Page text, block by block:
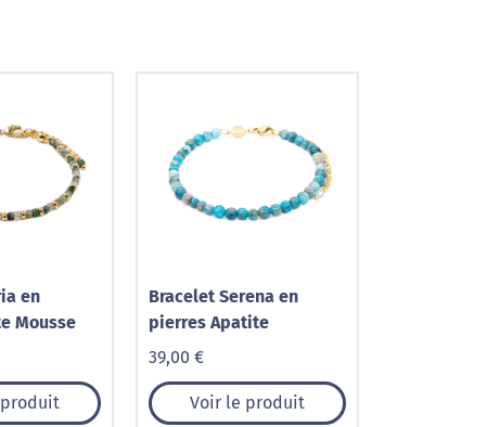
en
Mousse
Bracelet Serena en
pierres Apatite
39,00 €
Voir le produit